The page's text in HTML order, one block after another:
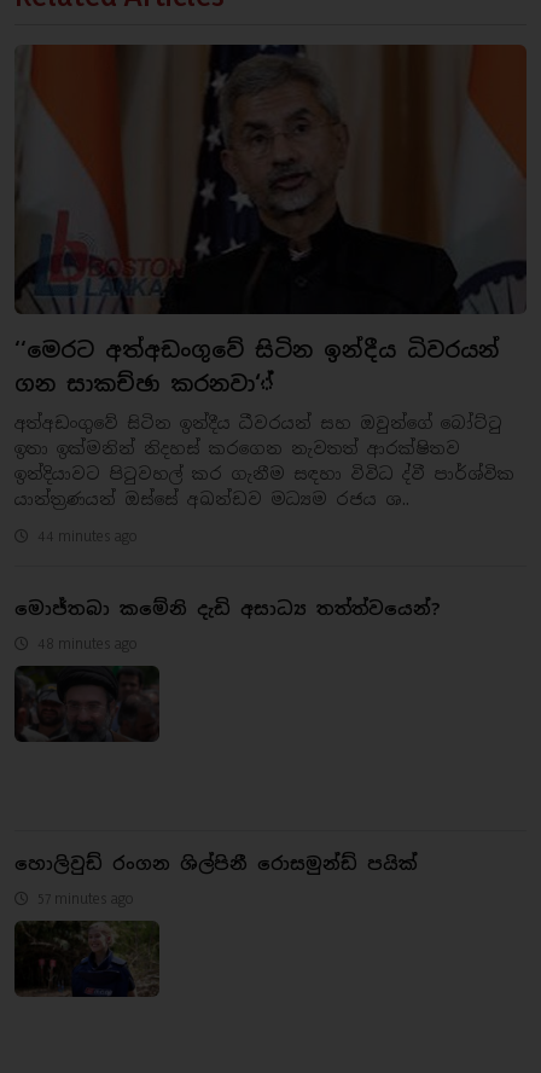
‘‘මෙරට අත්අඩංගුවේ සිටින ඉන්දීය ධිවරයන්
ගන සාකච්ඡා කරනවා‘්
අත්අඩංගුවේ සිටින ඉන්දීය ධීවරයන් සහ ඔවුන්ගේ බෝට්ටු
ඉතා ඉක්මනින් නිදහස් කරගෙන නැවතත් ආරක්ෂිතව
ඉන්දියාවට පිටුවහල් කර ගැනීම සඳහා විවිධ ද්වී පාර්ශ්වික
යාන්ත්‍රණයන් ඔස්සේ අඛන්ඩව මධ්‍යම රජය ශ..
44 minutes ago
මොජ්තබා කමේනි දැඩි අසාධ්‍ය තත්ත්වයෙන්?
48 minutes ago
හොලිවුඩ් රංගන ශිල්පිනී රොසමුන්ඩ් පයික්
57 minutes ago